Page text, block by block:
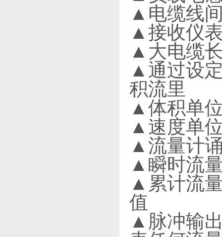
▲电缆线
▲接收仪
▲大电缆
▲通过设
积流里
▲体积单
▲速度单
▲流量计
▲瞬时流
▲累计流
值
▲脉冲输